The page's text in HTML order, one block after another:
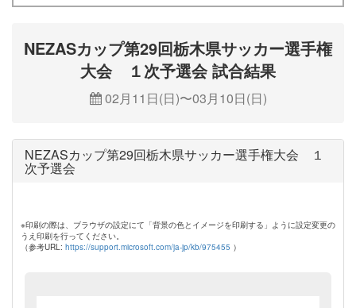
NEZASカップ第29回栃木県サッカー選手権
大会 １次予選会 試合結果
02月11日(日)〜03月10日(日)
NEZASカップ第29回栃木県サッカー選手権大会 １
次予選会
※印刷の際は、ブラウザの設定にて「背景の色とイメージを印刷する」ように設定変更の
うえ印刷を行ってください。
（参考URL: https://support.microsoft.com/ja-jp/kb/975455 ）